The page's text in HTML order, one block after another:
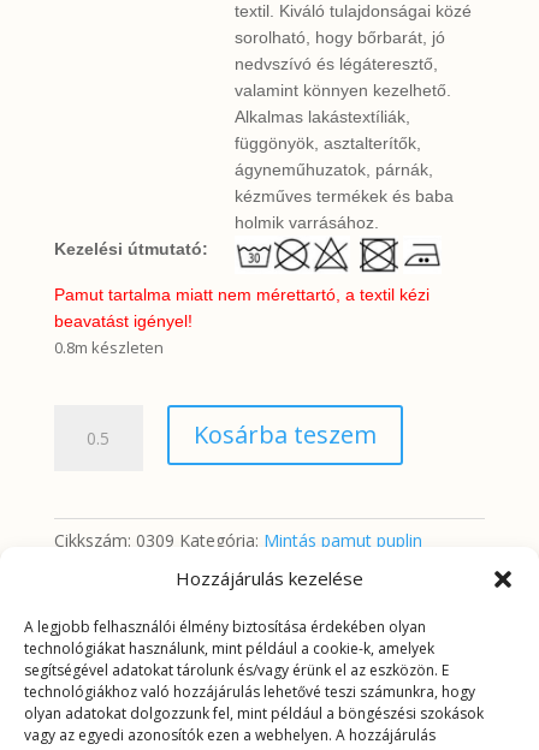
Hozzájárulás kezelése
A legjobb felhasználói élmény biztosítása érdekében olyan
technológiákat használunk, mint például a cookie-k, amelyek
segítségével adatokat tárolunk és/vagy érünk el az eszközön. E
technológiákhoz való hozzájárulás lehetővé teszi számunkra, hogy
olyan adatokat dolgozzunk fel, mint például a böngészési szokások
vagy az egyedi azonosítók ezen a webhelyen. A hozzájárulás
textil. Kiváló tulajdonságai közé
sorolható, hogy bőrbarát, jó
nedvszívó és légáteresztő,
valamint könnyen kezelhető.
Alkalmas lakástextíliák,
függönyök, asztalterítők,
ágyneműhuzatok, párnák,
kézműves termékek és baba
holmik varrásához.
Kezelési útmutató:
Pamut tartalma miatt nem mérettartó, a textil kézi
beavatást igényel!
0.8m készleten
apró
alapon
Kosárba teszem
Cikkszám: 0309 Kategória: Mintás pamut puplin
További információk
További információk